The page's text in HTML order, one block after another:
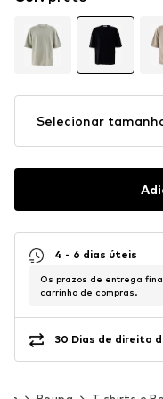
Selecionar
4 - 6 dias úteis
Os prazos de entrega
carrinho de compras.
30 Dias de direito